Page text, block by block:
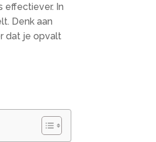
effectiever.​ In
Denk aan
dat je opvalt